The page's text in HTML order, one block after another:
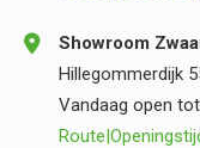
Showroom
Hillegommerdijk
Vandaag open
Route|